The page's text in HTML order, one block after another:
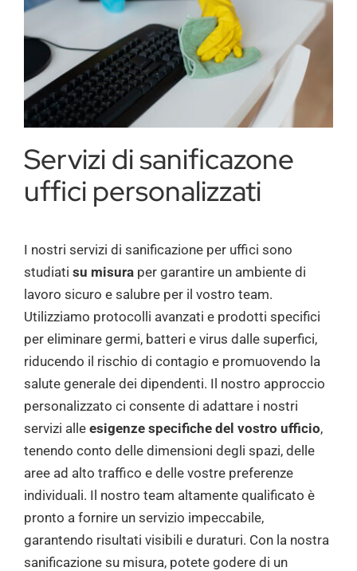
Servizi di sanificazone
uffici personalizzati
I nostri servizi di sanificazione per uffici sono
studiati su misuraper garantire un ambiente di
lavoro sicuro e salubre per il vostro team.
Utilizziamo protocolli avanzati e prodotti specifici
per eliminare germi, batteri e virus dalle superfici,
riducendo il rischio di contagio e promuovendo la
salute generale dei dipendenti. Il nostro approccio
personalizzato ci consente di adattare i nostri
servizi alle esigenze specifiche del vostro ufficio,
tenendo conto delle dimensioni degli spazi, delle
aree ad alto traffico e delle vostre preferenze
individuali. Il nostro team altamente qualificato è
pronto a fornire un servizio impeccabile,
garantendo risultati visibili e duraturi. Con la nostra
sanificazione su misura, potete godere di un